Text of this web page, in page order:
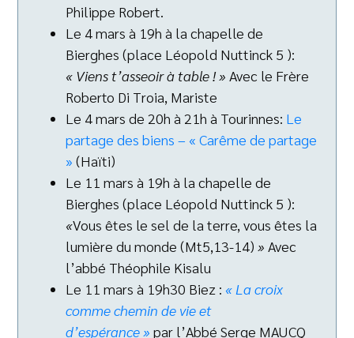
Philippe Robert.
Le 4 mars à 19h à la chapelle de
Bierghes (place Léopold Nuttinck 5 ):
« Viens t’asseoir à table ! » Avec le Frère
Roberto Di Troia, Mariste
Le 4 mars de 20h à 21h à Tourinnes: Le
partage des biens – « Carême de partage
» (Haïti)
Le 11 mars à 19h à la chapelle de
Bierghes (place Léopold Nuttinck 5 ):
«Vous êtes le sel de la terre, vous êtes la
lumière du monde (Mt5,13-14) » Avec
l’abbé Théophile Kisalu
Le 11 mars à 19h30 Biez : « La croix
comme chemin de vie et
d’espérance » par l’Abbé Serge MAUCQ